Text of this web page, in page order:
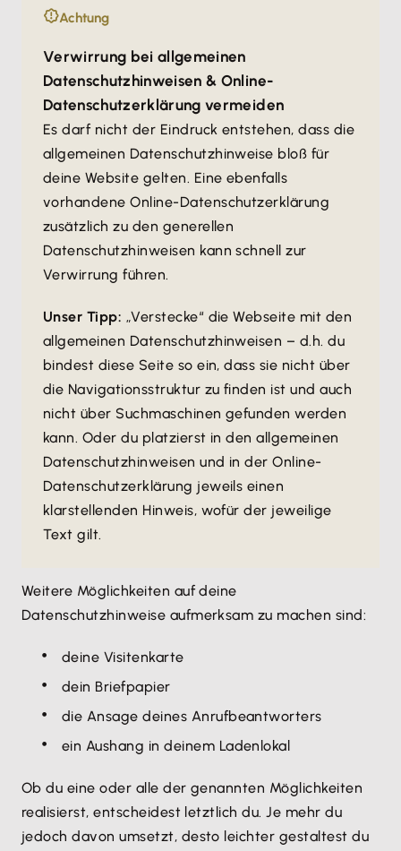
Achtung
Verwirrung bei allgemeinen
Datenschutzhinweisen & Online-
Datenschutzerklärung vermeiden
Es darf nicht der Eindruck entstehen, dass die
allgemeinen Datenschutzhinweise bloß für
deine Website gelten. Eine ebenfalls
vorhandene Online-Datenschutzerklärung
zusätzlich zu den generellen
Datenschutzhinweisen kann schnell zur
Verwirrung führen.
Unser Tipp: „Verstecke“ die Webseite mit den
allgemeinen Datenschutzhinweisen – d.h. du
bindest diese Seite so ein, dass sie nicht über
die Navigationsstruktur zu finden ist und auch
nicht über Suchmaschinen gefunden werden
kann. Oder du platzierst in den allgemeinen
Datenschutzhinweisen und in der Online-
Datenschutzerklärung jeweils einen
klarstellenden Hinweis, wofür der jeweilige
Text gilt.
Weitere Möglichkeiten auf deine
Datenschutzhinweise aufmerksam zu machen sind:
deine Visitenkarte
dein Briefpapier
die Ansage deines Anrufbeantworters
ein Aushang in deinem Ladenlokal
Ob du eine oder alle der genannten Möglichkeiten
realisierst, entscheidest letztlich du. Je mehr du
jedoch davon umsetzt, desto leichter gestaltest du